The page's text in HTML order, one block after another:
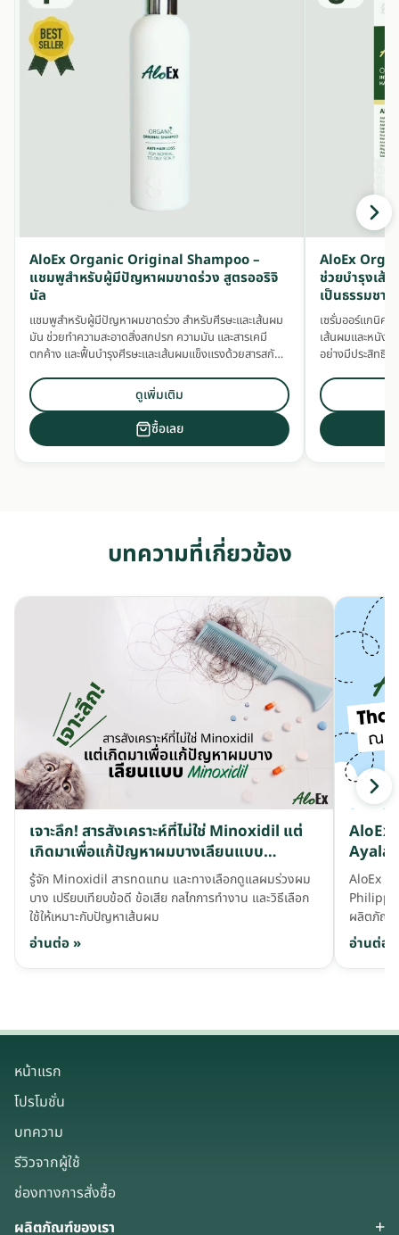
AloEx Organic Original Shampoo –
แชมพูสำหรับผู้มีปัญหาผมขาดร่วง สูตรออริจิ
นัล
แชมพูสำหรับผู้มีปัญหาผมขาดร่วง สำหรับศีรษะและเส้นผม
มัน ช่วยทำความสะอาดสิ่งสกปรก ความมัน และสารเคมี
ตกค้าง และฟื้นบำรุงศีรษะและเส้นผมแข็งแรงด้วยสารสกัด
ดูเพิ่มเติม
ซื้อเลย
AloEx
ช่วยบำรุงเส้
เป็นธรรมชาติ
เซรั่มออร์แกนิค
เส้นผมและหนัง
อย่างมีประสิทธิภ
บทความที่เกี่ยวข้อง
เจาะลึก! สารสังเคราะห์ที่ไม่ใช่ Minoxidil แต่
เกิดมาเพื่อแก้ปัญหาผมบางเลียนแบบ
Minoxidil
รู้จัก Minoxidil สารทดแทน และทางเลือกดูแลผมร่วงผม
บาง เปรียบเทียบข้อดี ข้อเสีย กลไกการทำงาน และวิธีเลือก
ใช้ให้เหมาะกับปัญหาเส้นผม
อ่านต่อ »
AloEx
Ayala
AloEx ร่
ผลิตภัณฑ์
อ่านต่อ
หน้าแรก
โปรโมชั่น
บทความ
รีวิวจากผู้ใช้
ช่องทางการสั่งซื้อ
ผลิตภัณฑ์ของเรา